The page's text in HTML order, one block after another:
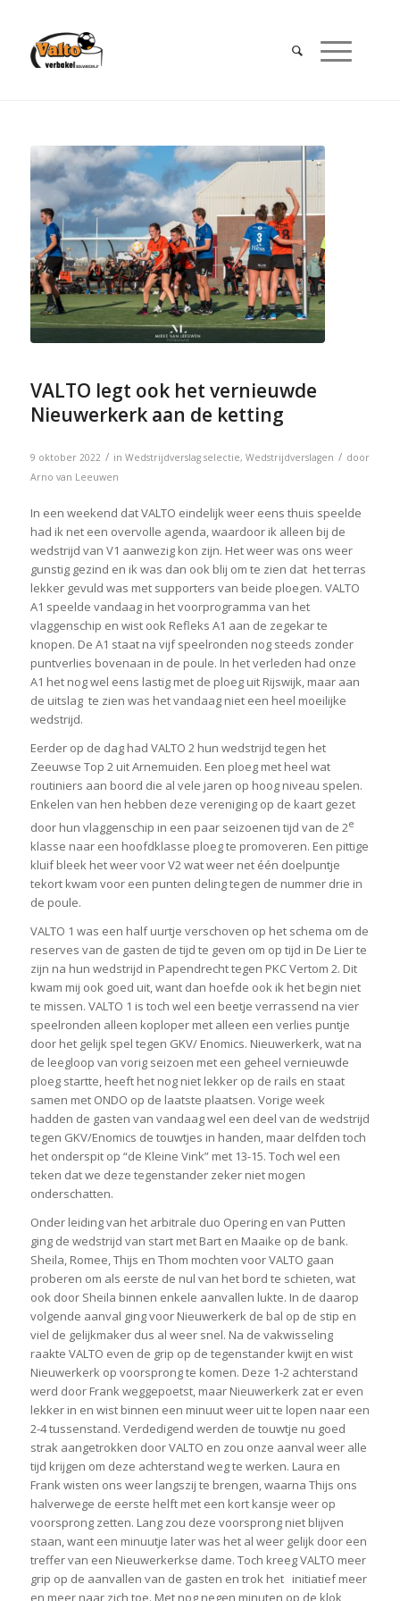
VALTO legt ook het vernieuwde
Nieuwerkerk aan de ketting
9 oktober 2022 / in Wedstrijdverslag selectie, Wedstrijdverslagen / door
Arno van Leeuwen
In een weekend dat VALTO eindelijk weer eens thuis speelde
had ik net een overvolle agenda, waardoor ik alleen bij de
wedstrijd van V1 aanwezig kon zijn. Het weer was ons weer
gunstig gezind en ik was dan ook blij om te zien dat het terras
lekker gevuld was met supporters van beide ploegen. VALTO
A1 speelde vandaag in het voorprogramma van het
vlaggenschip en wist ook Refleks A1 aan de zegekar te
knopen. De A1 staat na vijf speelronden nog steeds zonder
puntverlies bovenaan in de poule. In het verleden had onze
A1 het nog wel eens lastig met de ploeg uit Rijswijk, maar aan
de uitslag te zien was het vandaag niet een heel moeilijke
wedstrijd.
Eerder op de dag had VALTO 2 hun wedstrijd tegen het
Zeeuwse Top 2 uit Arnemuiden. Een ploeg met heel wat
routiniers aan boord die al vele jaren op hoog niveau spelen.
Enkelen van hen hebben deze vereniging op de kaart gezet
door hun vlaggenschip in een paar seizoenen tijd van de 2e
klasse naar een hoofdklasse ploeg te promoveren. Een pittige
kluif bleek het weer voor V2 wat weer net één doelpuntje
tekort kwam voor een punten deling tegen de nummer drie in
de poule.
VALTO 1 was een half uurtje verschoven op het schema om de
reserves van de gasten de tijd te geven om op tijd in De Lier te
zijn na hun wedstrijd in Papendrecht tegen PKC Vertom 2. Dit
kwam mij ook goed uit, want dan hoefde ook ik het begin niet
te missen. VALTO 1 is toch wel een beetje verrassend na vier
speelronden alleen koploper met alleen een verlies puntje
door het gelijk spel tegen GKV/ Enomics. Nieuwerkerk, wat na
de leegloop van vorig seizoen met een geheel vernieuwde
ploeg startte, heeft het nog niet lekker op de rails en staat
samen met ONDO op de laatste plaatsen. Vorige week
hadden de gasten van vandaag wel een deel van de wedstrijd
tegen GKV/Enomics de touwtjes in handen, maar delfden toch
het onderspit op “de Kleine Vink” met 13-15. Toch wel een
teken dat we deze tegenstander zeker niet mogen
onderschatten.
Onder leiding van het arbitrale duo Opering en van Putten
ging de wedstrijd van start met Bart en Maaike op de bank.
Sheila, Romee, Thijs en Thom mochten voor VALTO gaan
proberen om als eerste de nul van het bord te schieten, wat
ook door Sheila binnen enkele aanvallen lukte. In de daarop
volgende aanval ging voor Nieuwerkerk de bal op de stip en
viel de gelijkmaker dus al weer snel. Na de vakwisseling
raakte VALTO even de grip op de tegenstander kwijt en wist
Nieuwerkerk op voorsprong te komen. Deze 1-2 achterstand
werd door Frank weggepoetst, maar Nieuwerkerk zat er even
lekker in en wist binnen een minuut weer uit te lopen naar een
2-4 tussenstand. Verdedigend werden de touwtje nu goed
strak aangetrokken door VALTO en zou onze aanval weer alle
tijd krijgen om deze achterstand weg te werken. Laura en
Frank wisten ons weer langszij te brengen, waarna Thijs ons
halverwege de eerste helft met een kort kansje weer op
voorsprong zetten. Lang zou deze voorsprong niet blijven
staan, want een minuutje later was het al weer gelijk door een
treffer van een Nieuwerkerkse dame. Toch kreeg VALTO meer
grip op de aanvallen van de gasten en trok het initiatief meer
en meer naar zich toe. Met nog negen minuten op de klok